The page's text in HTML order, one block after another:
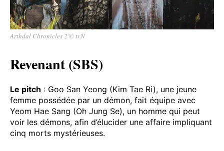
Arthdal Chronicles 2 © tvN
Revenant (SBS)
Le pitch : Goo San Yeong (Kim Tae Ri), une jeune
femme possédée par un démon, fait équipe avec
Yeom Hae Sang (Oh Jung Se), un homme qui peut
voir les démons, afin d’élucider une affaire impliquant
cinq morts mystérieuses.